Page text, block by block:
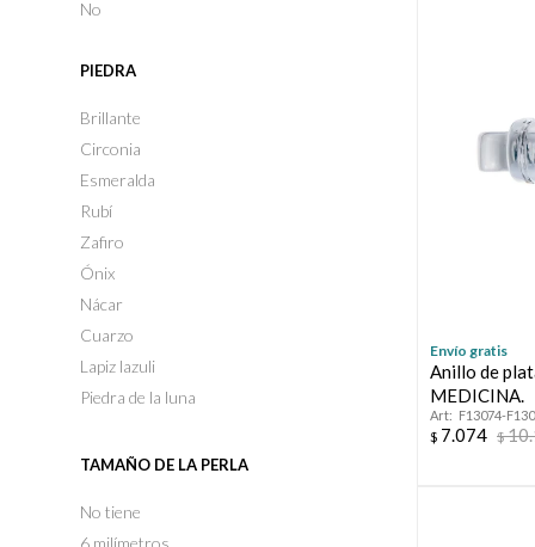
Envío gratis
Anillo de
MEDICINA.
F13074-
$ 7.074 $
No
PIEDRA
Brillante
Circonia
Esmeralda
Rubí
Zafiro
Ónix
Nácar
Cuarzo
Lapiz lazuli
Piedra de la luna
TAMAÑO DE LA PERLA
No tiene
6 milímetros